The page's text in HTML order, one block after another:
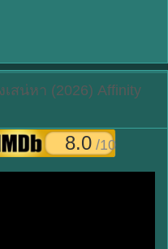
เสน่หา (2026) Affinity
8.0 /10